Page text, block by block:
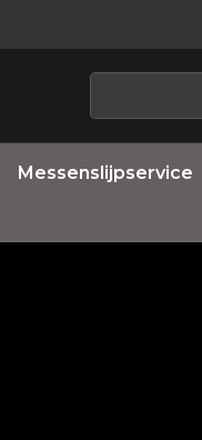
Messenslijpservice